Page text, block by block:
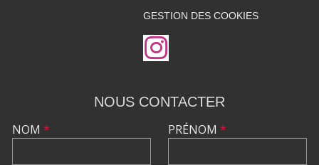
GESTION DES COOKIES
NOUS CONTACTER
NOM * PRÉNOM *